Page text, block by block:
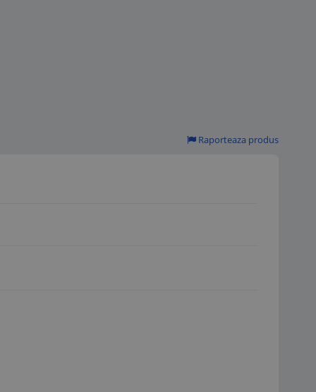
Raporteaza produs